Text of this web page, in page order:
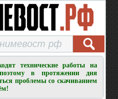
технические работы на
в протяжении дня
проблемы со скачиванием